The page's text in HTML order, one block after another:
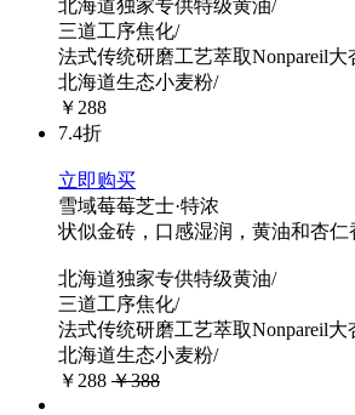
北海道独家专供特级黄油/
三道工序焦化/
法式传统研磨工艺萃取Nonpareil
北海道生态小麦粉/
￥288
7.4折
立即购买
雪域莓莓芝士·特浓
状似金砖，口感湿润，黄油和杏仁
北海道独家专供特级黄油/
三道工序焦化/
法式传统研磨工艺萃取Nonpareil
北海道生态小麦粉/
￥288 ￥388